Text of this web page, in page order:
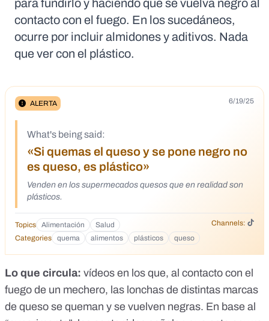
para fundirlo y haciendo que se vuelva negro al
contacto con el fuego. En los sucedáneos,
ocurre por incluir almidones y aditivos. Nada
que ver con el plástico.
ALERTA 6/19/25
What's being said:
«Si quemas el queso y se pone negro no
es queso, es plástico»
Venden en los supermecados quesos que en realidad son
plásticos.
Topics Alimentación Salud
Channels:
Categories
quema alimentos plásticos queso
Lo que circula: vídeos en los que, al contacto con el
fuego de un mechero, las lonchas de distintas marcas
de queso se queman y se vuelven negras. En base al